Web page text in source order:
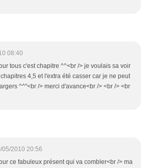
08:40
tous c'est chapitre ^^<br /> je voulais sa voir
4,5 et l'extra été casser car je ne peut
^^"<br /> merci d'avance<br /> <br /> <br
05/2010 20:56
ce fabuleux présent qui va combler<br /> ma